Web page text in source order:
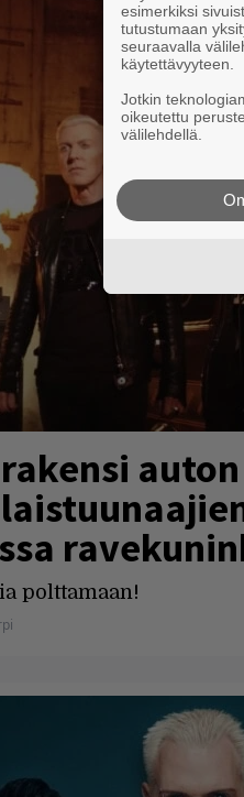
polttamaan!
esimerkiksi
tutustumaan
seuraavalla
käytettävyyteen.
Jotkin
oikeutettu
välilehdellä.